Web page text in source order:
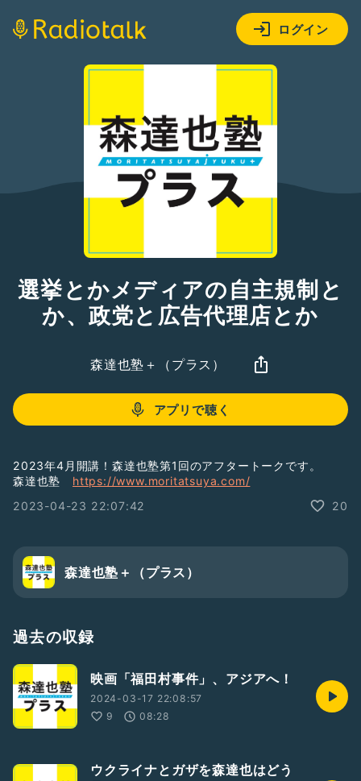
ログイン
選挙とかメディアの自主規制と
か、政党と広告代理店とか
森達也塾＋（プラス）
アプリで聴く
2023年4月開講！森達也塾第1回のアフタートークです。
森達也塾 https://www.moritatsuya.com/
2023-04-23 22:07:42
20
森達也塾＋（プラス）
過去の収録
映画「福田村事件」、アジアへ！
2024-03-17 22:08:57
9
08:28
ウクライナとガザを森達也はどう